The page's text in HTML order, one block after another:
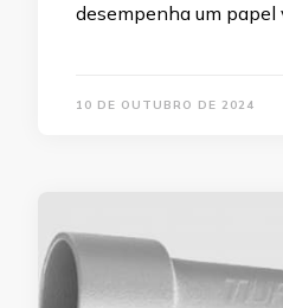
desempenha um papel
10 DE OUTUBRO DE 2024